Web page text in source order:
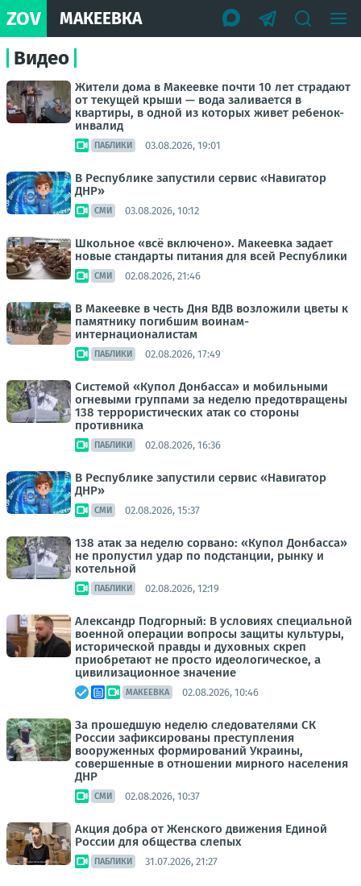
ZOV МАКЕЕВКА
Видео
Жители дома в Макеевке почти 10 лет страдают
от текущей крыши — вода заливается в
квартиры, в одной из которых живет ребенок-
инвалид
ПАБЛИКИ 03.08.2026, 19:01
В Республике запустили сервис «Навигатор
ДНР»
СМИ 03.08.2026, 10:12
Школьное «всё включено». Макеевка задает
новые стандарты питания для всей Республики
СМИ 02.08.2026, 21:46
В Макеевке в честь Дня ВДВ возложили цветы к
памятнику погибшим воинам-
интернационалистам
ПАБЛИКИ 02.08.2026, 17:49
Системой «Купол Донбасса» и мобильными
огневыми группами за неделю предотвращены
138 террористических атак со стороны
противника
ПАБЛИКИ 02.08.2026, 16:36
В Республике запустили сервис «Навигатор
ДНР»
СМИ 02.08.2026, 15:37
138 атак за неделю сорвано: «Купол Донбасса»
не пропустил удар по подстанции, рынку и
котельной
ПАБЛИКИ 02.08.2026, 12:19
Александр Подгорный: В условиях специальной
военной операции вопросы защиты культуры,
исторической правды и духовных скреп
приобретают не просто идеологическое, а
цивилизационное значение
МАКЕЕВКА 02.08.2026, 10:46
За прошедшую неделю следователями СК
России зафиксированы преступления
вооруженных формирований Украины,
совершенные в отношении мирного населения
ДНР
СМИ 02.08.2026, 10:37
Акция добра от Женского движения Единой
России для общества слепых
ПАБЛИКИ 31.07.2026, 21:27